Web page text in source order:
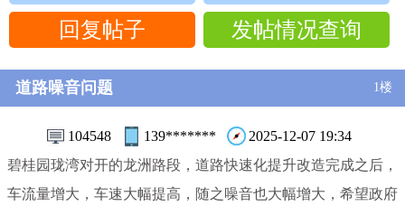
回复帖子
发帖情况查询
道路噪音问题 1楼
104548 139*******
2025-12-07 19:34
碧桂园珑湾对开的龙洲路段，道路快速化提升改造完成之后，
车流量增大，车速大幅提高，随之噪音也大幅增大，希望政府